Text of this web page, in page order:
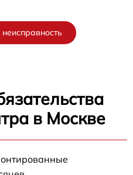
в Москве